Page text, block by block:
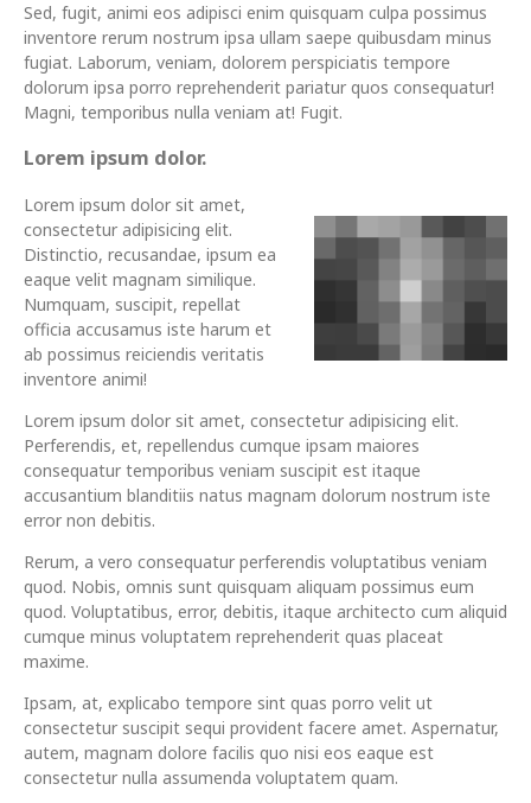
Sed, fugit, animi eos adipisci enim quisquam culpa possimus
inventore rerum nostrum ipsa ullam saepe quibusdam minus
fugiat. Laborum, veniam, dolorem perspiciatis tempore
dolorum ipsa porro reprehenderit pariatur quos consequatur!
Magni, temporibus nulla veniam at! Fugit.
Lorem ipsum dolor.
Lorem ipsum dolor sit amet,
consectetur adipisicing elit.
Distinctio, recusandae, ipsum ea
eaque velit magnam similique.
Numquam, suscipit, repellat
officia accusamus iste harum et
ab possimus reiciendis veritatis
inventore animi!
Lorem ipsum dolor sit amet, consectetur adipisicing elit.
Perferendis, et, repellendus cumque ipsam maiores
consequatur temporibus veniam suscipit est itaque
accusantium blanditiis natus magnam dolorum nostrum iste
error non debitis.
Rerum, a vero consequatur perferendis voluptatibus veniam
quod. Nobis, omnis sunt quisquam aliquam possimus eum
quod. Voluptatibus, error, debitis, itaque architecto cum aliquid
cumque minus voluptatem reprehenderit quas placeat
maxime.
Ipsam, at, explicabo tempore sint quas porro velit ut
consectetur suscipit sequi provident facere amet. Aspernatur,
autem, magnam dolore facilis quo nisi eos eaque est
consectetur nulla assumenda voluptatem quam.